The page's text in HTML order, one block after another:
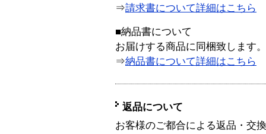
⇒請求書について詳細はこちら
■納品書について
お届けする商品に同梱致します。
⇒納品書について詳細はこちら
返品について
お客様のご都合による返品・交